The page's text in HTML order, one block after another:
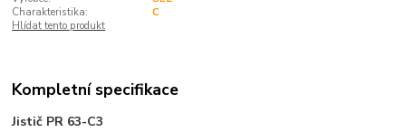
Charakteristika:
C
Hlídat tento produkt
Kompletní specifikace
Jistič PR 63-C3